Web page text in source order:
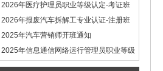
班
2026年医疗护理员职业等级认定-考证班
2026年报废汽车拆解工专业认证-注册班
2025年汽车营销师开班通知
2025年信息通信网络运行管理员职业等级
认定-考证班